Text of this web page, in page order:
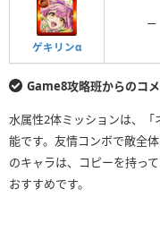
ゲキリンα
ー
Game8攻略班からのコ
水属性2体ミッションは、
能です。友情コンボで敵全
のキャラは、コピーを持っ
おすすめです。